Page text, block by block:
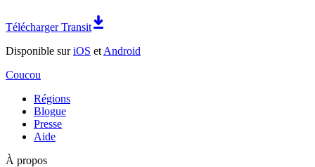
Télécharger Transit
Disponible suriOS et Android
Coucou
Régions
Blogue
Presse
Aide
À propos